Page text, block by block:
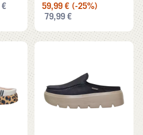
€ 59,99€ (-25%)
79,99€